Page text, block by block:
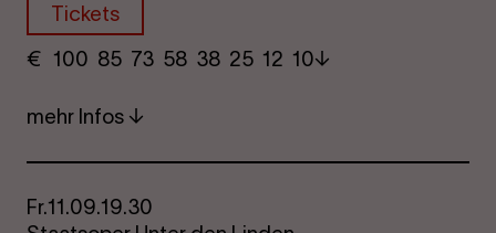
Tickets
€ ​ 100 85 73​ 58 38 25​ 12 10
mehr Infos
Fr.11.09.19.30